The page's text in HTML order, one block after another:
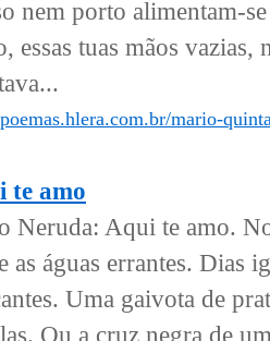
nem porto alimentam-
essas tuas mãos
mario-
te amo
Neruda: Aqui te amo.
as águas errantes. Dias
Uma gaivota de
Ou a cruz negra de